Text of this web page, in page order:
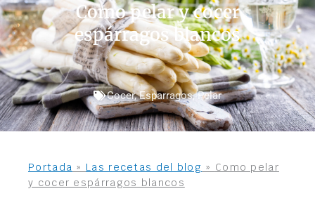
Como pelar y cocer
espárragos blancos
Cocer,Esparragos,Pelar
Portada » Las recetas del blog » Como pelar
y cocer espárragos blancos